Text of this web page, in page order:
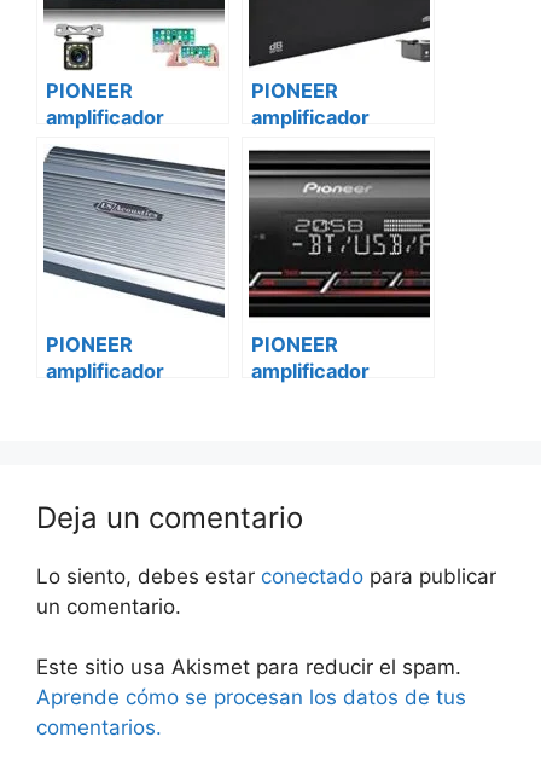
PIONEER
amplificador
vehículo digital
gm-d8701
mercedes vito
PIONEER
amplificador
gm-d8701 iveco
daily
PIONEER
amplificador
PIONEER
amplificador
Deja un comentario
Lo siento, debes estar conectado para publicar
un comentario.
Este sitio usa Akismet para reducir el spam.
Aprende cómo se procesan los datos de tus
comentarios.